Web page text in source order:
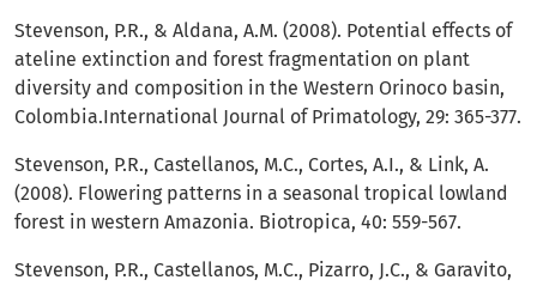
Stevenson, P.R., & Aldana, A.M. (2008). Potential effects of
ateline extinction and forest fragmentation on plant
diversity and composition in the Western Orinoco basin,
Colombia.International Journal of Primatology, 29: 365-377.
Stevenson, P.R., Castellanos, M.C., Cortes, A.I., & Link, A.
(2008). Flowering patterns in a seasonal tropical lowland
forest in western Amazonia. Biotropica, 40: 559-567.
Stevenson, P.R., Castellanos, M.C., Pizarro, J.C., & Garavito,